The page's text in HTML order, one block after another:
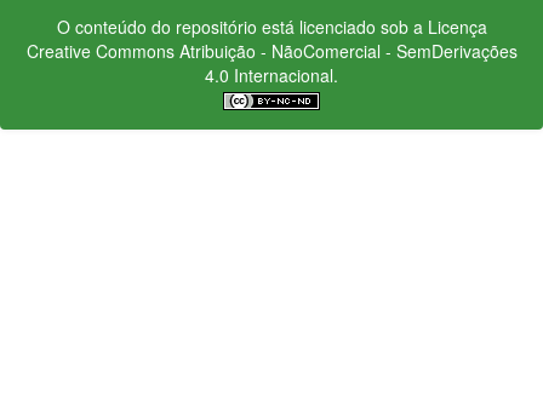
O conteúdo do repositório está licenciado sob a Licença
Creative CommonsAtribuição - NãoComercial - SemDerivações
4.0 Internacional.